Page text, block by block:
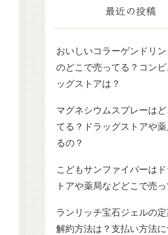
最近の投稿
おいしいコラーゲンドリ
のどこで売ってる？コンビ
ッグストアは？
マグネシウムスプレーは
てる？ドラッグストアや薬
るの？
こどもサンファイバーは
トアや薬局などどこで売っ
ランリッチ宝石ジェルの
解約方法は？支払い方法に